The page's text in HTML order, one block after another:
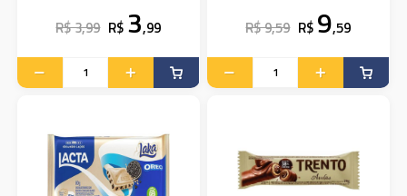
R$ 3,99 R$ 3,99 R$ 9,59 R$ 9,59